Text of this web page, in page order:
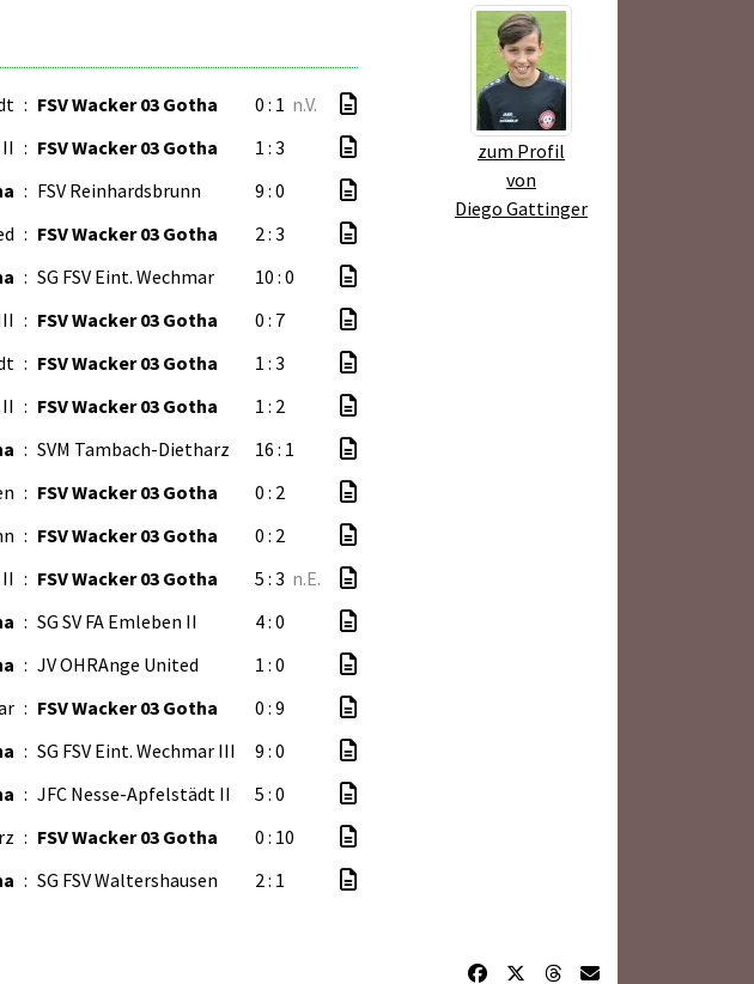
zum Profil
von
Diego Gattinger
: FSV Wacker 03 Gotha 0 : 1 n.V.
II : FSV Wacker 03 Gotha
1 : 3
: FSV Reinhardsbrunn
9 : 0
: FSV Wacker 03 Gotha
2 : 3
: SG FSV Eint. Wechmar
10 : 0
: FSV Wacker 03 Gotha
0 : 7
: FSV Wacker 03 Gotha
1 : 3
: FSV Wacker 03 Gotha
1 : 2
: SVM Tambach-Dietharz
16 : 1
: FSV Wacker 03 Gotha
0 : 2
: FSV Wacker 03 Gotha
0 : 2
II : FSV Wacker 03 Gotha 5 : 3 n.E.
: SG SV FA Emleben II
4 : 0
: JV OHRAnge United
1 : 0
: FSV Wacker 03 Gotha
0 : 9
: SG FSV Eint. Wechmar III
9 : 0
: JFC Nesse-Apfelstädt II
5 : 0
: FSV Wacker 03 Gotha
0 : 10
: SG FSV Waltershausen 2 : 1